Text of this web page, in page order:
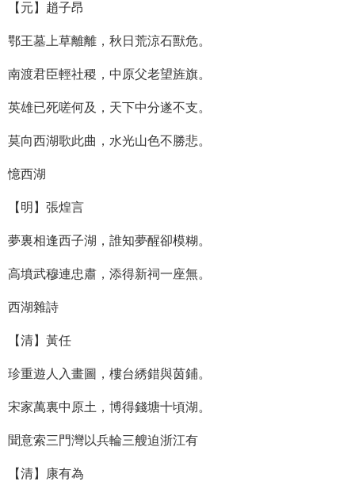
【元】趙子昂
鄂王墓上草離離，秋日荒涼石獸危。
南渡君臣輕社稷，中原父老望旌旗。
英雄已死嗟何及，天下中分遂不支。
莫向西湖歌此曲，水光山色不勝悲。
憶西湖
【明】張煌言
夢裏相逢西子湖，誰知夢醒卻模糊。
高墳武穆連忠肅，添得新祠一座無。
西湖雜詩
【清】黃任
珍重遊人入畫圖，樓台綉錯與茵鋪。
宋家萬裏中原土，博得錢塘十頃湖。
聞意索三門灣以兵輪三艘迫浙江有
【清】康有為